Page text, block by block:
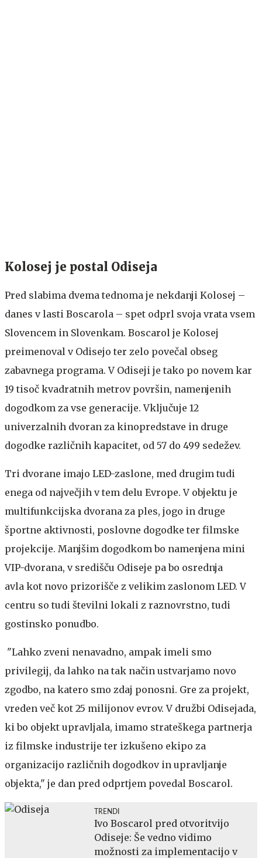
Kolosej je postal Odiseja
Pred slabima dvema tednoma je nekdanji Kolosej –
danes v lasti Boscarola – spet odprl svoja vrata vsem
Slovencem in Slovenkam. Boscarol je Kolosej
preimenoval v Odisejo ter zelo povečal obseg
zabavnega programa. V Odiseji je tako po novem kar
19 tisoč kvadratnih metrov površin, namenjenih
dogodkom za vse generacije. Vključuje 12
univerzalnih dvoran za kinopredstave in druge
dogodke različnih kapacitet, od 57 do 499 sedežev.
Tri dvorane imajo LED-zaslone, med drugim tudi
enega od največjih v tem delu Evrope. V objektu je
multifunkcijska dvorana za ples, jogo in druge
športne aktivnosti, poslovne dogodke ter filmske
projekcije. Manjšim dogodkom bo namenjena mini
VIP-dvorana, v središču Odiseje pa bo osrednja
avla kot novo prizorišče z velikim zaslonom LED. V
centru so tudi številni lokali z raznovrstno, tudi
gostinsko ponudbo.
"Lahko zveni nenavadno, ampak imeli smo
privilegij, da lahko na tak način ustvarjamo novo
zgodbo, na katero smo zdaj ponosni. Gre za projekt,
vreden več kot 25 milijonov evrov. V družbi Odisejada,
ki bo objekt upravljala, imamo strateškega partnerja
iz filmske industrije ter izkušeno ekipo za
organizacijo različnih dogodkov in upravljanje
objekta," je dan pred odprtjem povedal Boscarol.
TRENDI
Ivo Boscarol pred otvoritvijo
Odiseje: Še vedno vidimo
možnosti za implementacijo v